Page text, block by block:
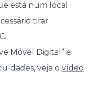
está num local
tirar
Móvel Digital” e
veja o vídeo